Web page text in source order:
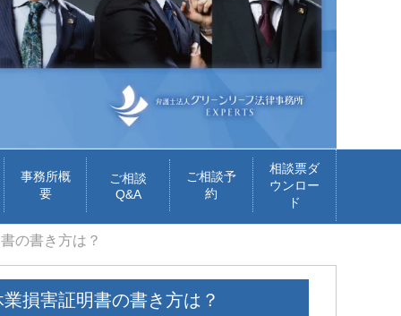
事務所概
要
ご相談
Q&A
ご相談予
約
相談票ダ
ウンロー
ド
の書き方は？
損害証明書の書き方は？